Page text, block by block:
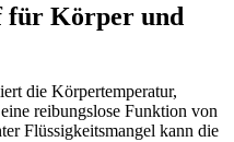
für Körper und
die Körpertemperatur,
reibungslose Funktion von
Flüssigkeitsmangel kann die